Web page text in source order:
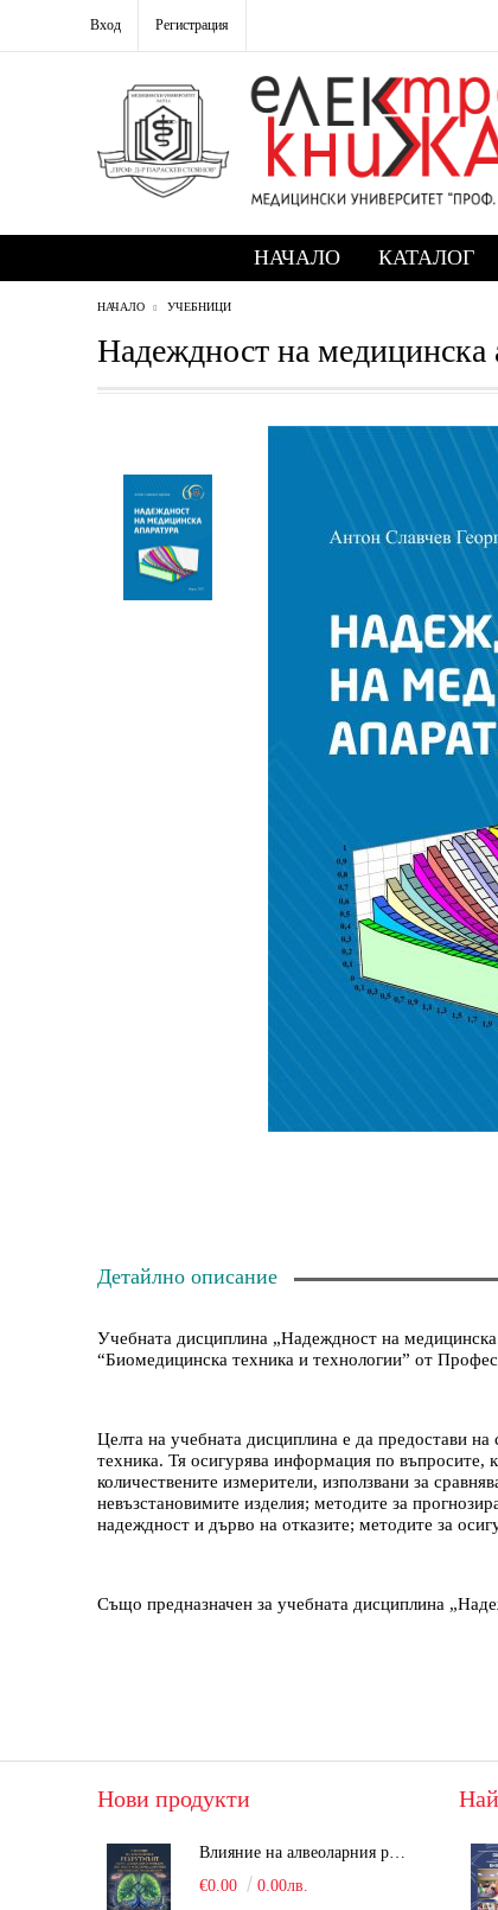
Вход Регистрация
НАЧАЛО КАТАЛОГ
НАЧАЛО УЧЕБНИЦИ
Надеждност на медицинска
Детайлно описание
Учебната дисциплина „Надеждност на медицинска
“Биомедицинска техника и технологии” от
Целта на учебната дисциплина е да предостави
техника. Тя осигурява информация по въпросите,
количествените измерители, използвани за
невъзстановимите изделия; методите за
надеждност и дърво на отказите; методите за
Също предназначен за учебната дисциплина
Нови продукти
Влияние на алвеоларния рекрутмънт върху белодробната функция при робот-асистирана хирургия в положение Тренделенбург
€0.00
0.00лв.